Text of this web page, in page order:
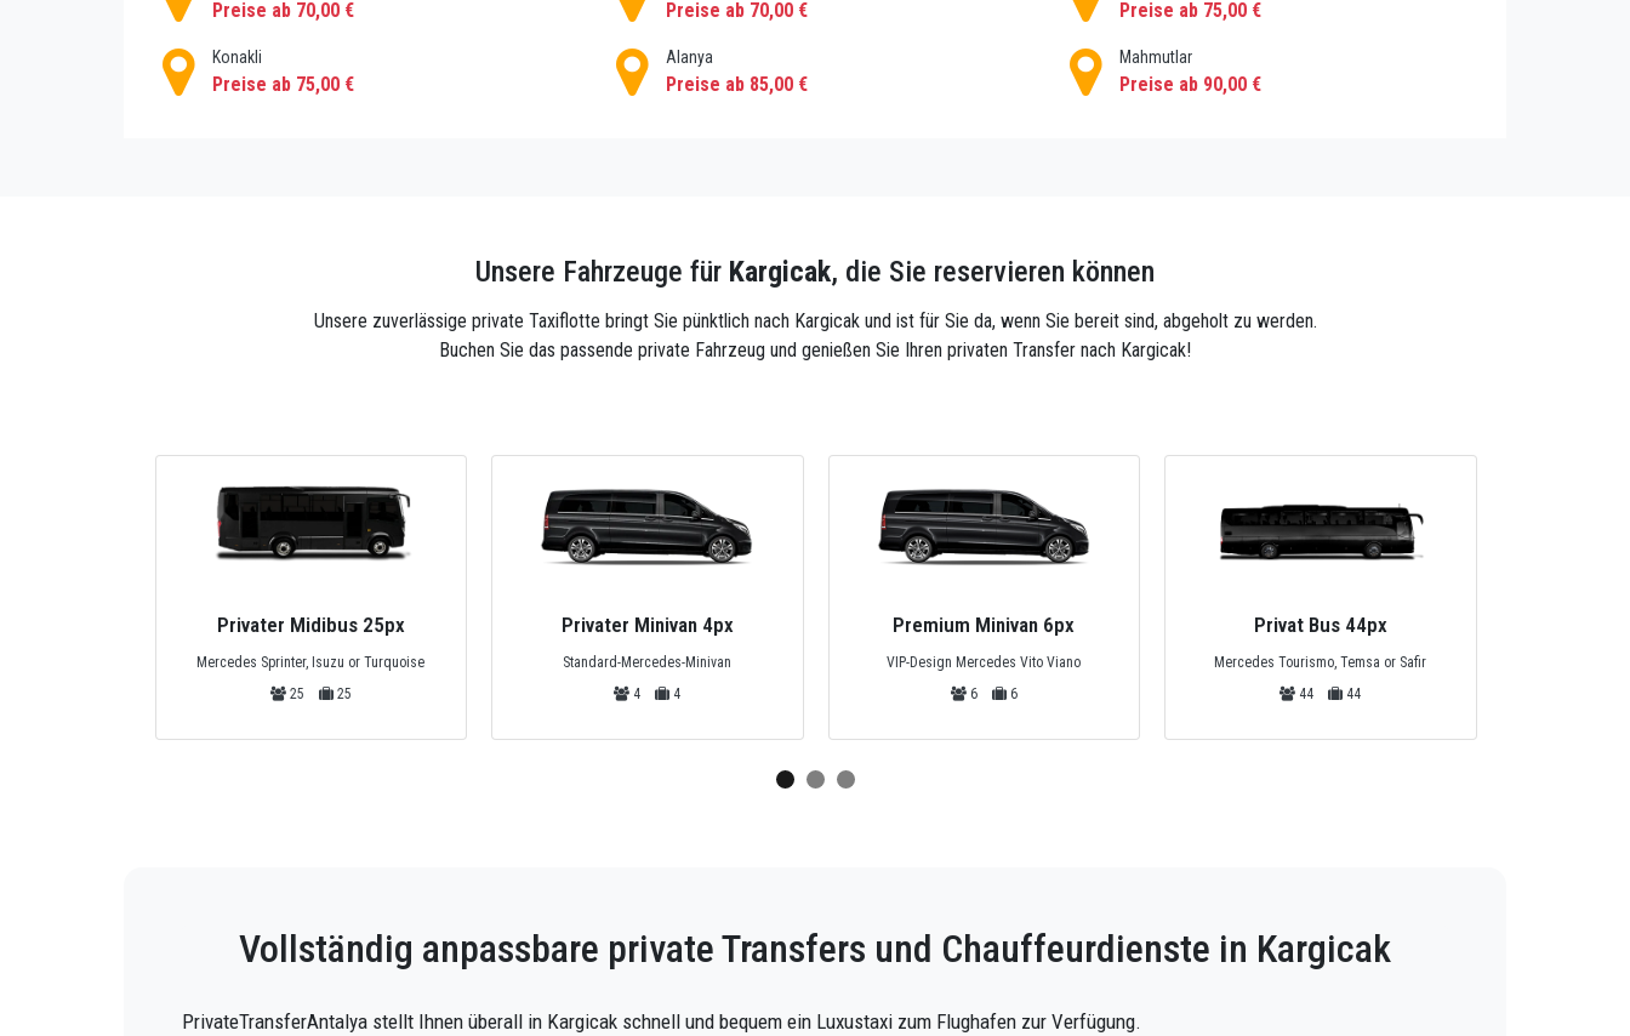
Preise ab 70,00 € Preise ab 70,00 € Preise ab 75,00 €
Konakli
Preise ab 75,00 €
Alanya
Preise ab 85,00 €
Mahmutlar
Preise ab 90,00 €
Unsere Fahrzeuge für Kargicak, die Sie reservieren können
Unsere zuverlässige private Taxiflotte bringt Sie pünktlich nach Kargicak und ist für Sie da, wenn Sie bereit sind, abgeholt zu werden.
Buchen Sie das passende private Fahrzeug und genießen Sie Ihren privaten Transfer nach Kargicak!
Privater Midibus 25px
Mercedes Sprinter, Isuzu or Turquoise
25
25
Privater Minivan 4px
Standard-Mercedes-Minivan
4
4
Premium Minivan 6px
VIP-Design Mercedes Vito Viano
6
6
Privat Bus 44px
Mercedes Tourismo, Temsa or Safir
44
44
Vollständig anpassbare private Transfers und Chauffeurdienste in Kargicak
PrivateTransferAntalya stellt Ihnen überall in Kargicak schnell und bequem ein Luxustaxi zum Flughafen zur Verfügung.